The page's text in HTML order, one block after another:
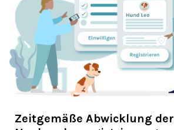
Zeitgemäße Abwicklung der